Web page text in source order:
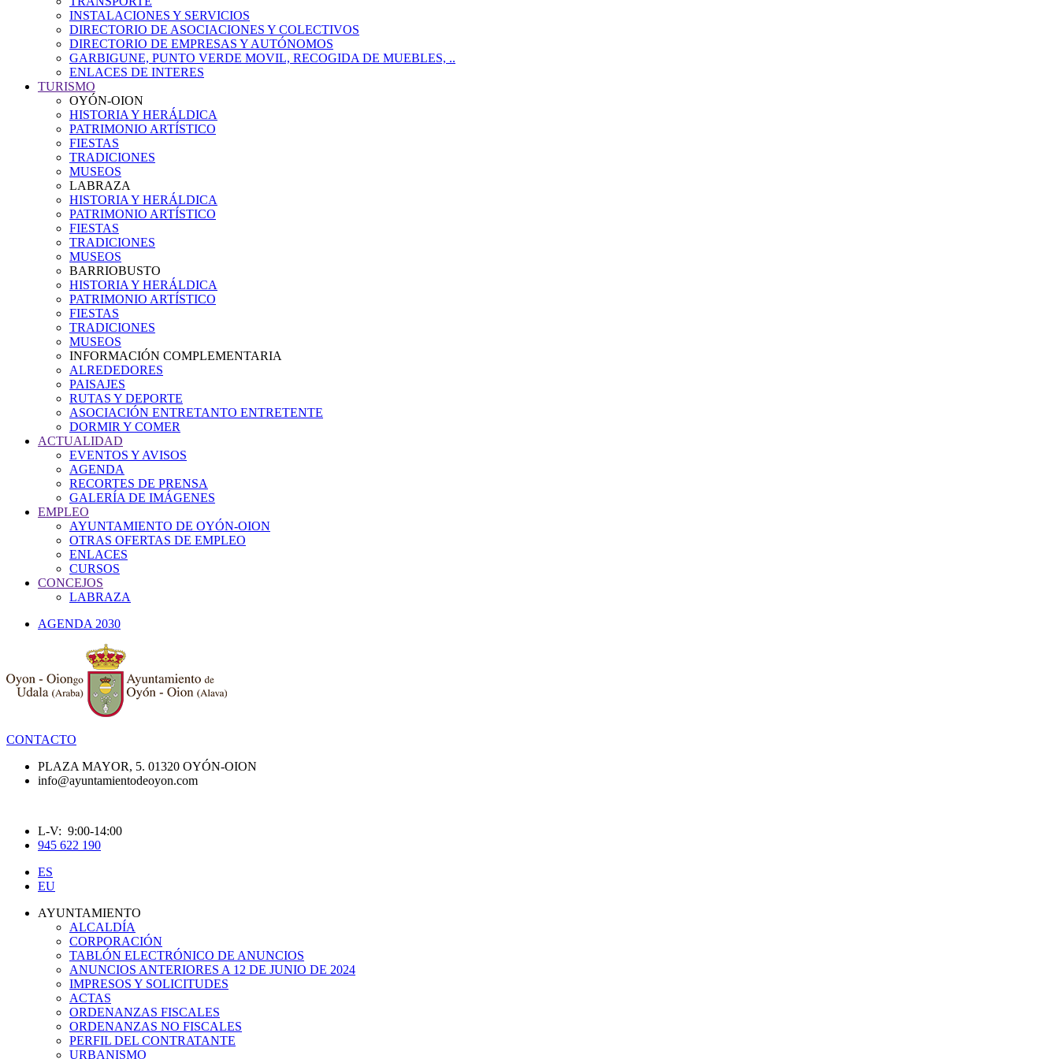
INSTALACIONES Y SERVICIOS
DIRECTORIO DE ASOCIACIONES Y COLECTIVOS
DIRECTORIO DE EMPRESAS Y AUTÓNOMOS
GARBIGUNE, PUNTO VERDE MOVIL, RECOGIDA DE MUEBLES, ..
ENLACES DE INTERES
TURISMO
OYÓN-OION
HISTORIA Y HERÁLDICA
PATRIMONIO ARTÍSTICO
FIESTAS
TRADICIONES
MUSEOS
LABRAZA
HISTORIA Y HERÁLDICA
PATRIMONIO ARTÍSTICO
FIESTAS
TRADICIONES
MUSEOS
BARRIOBUSTO
HISTORIA Y HERÁLDICA
PATRIMONIO ARTÍSTICO
FIESTAS
TRADICIONES
MUSEOS
INFORMACIÓN COMPLEMENTARIA
ALREDEDORES
PAISAJES
RUTAS Y DEPORTE
ASOCIACIÓN ENTRETANTO ENTRETENTE
DORMIR Y COMER
ACTUALIDAD
EVENTOS Y AVISOS
AGENDA
RECORTES DE PRENSA
GALERÍA DE IMÁGENES
EMPLEO
AYUNTAMIENTO DE OYÓN-OION
OTRAS OFERTAS DE EMPLEO
ENLACES
CURSOS
CONCEJOS
LABRAZA
AGENDA 2030
CONTACTO
PLAZA MAYOR, 5. 01320 OYÓN-OION
info@ayuntamientodeoyon.com
L-V: 9:00-14:00
945 622 190
ES
EU
AYUNTAMIENTO
ALCALDÍA
CORPORACIÓN
TABLÓN ELECTRÓNICO DE ANUNCIOS
ANUNCIOS ANTERIORES A 12 DE JUNIO DE 2024
IMPRESOS Y SOLICITUDES
ACTAS
ORDENANZAS FISCALES
ORDENANZAS NO FISCALES
PERFIL DEL CONTRATANTE
URBANISMO